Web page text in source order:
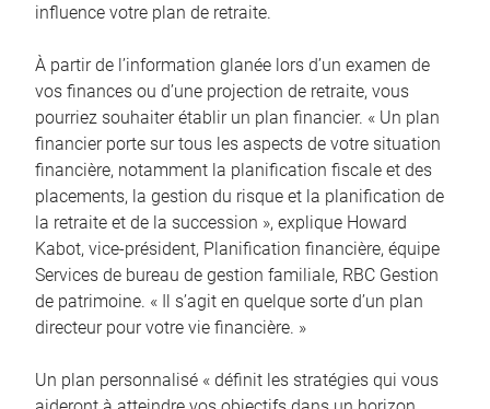
influence votre plan de retraite.
À partir de l’information glanée lors d’un examen de
vos finances ou d’une projection de retraite, vous
pourriez souhaiter établir un plan financier. « Un plan
financier porte sur tous les aspects de votre situation
financière, notamment la planification fiscale et des
placements, la gestion du risque et la planification de
la retraite et de la succession », explique Howard
Kabot, vice-président, Planification financière, équipe
Services de bureau de gestion familiale, RBC Gestion
de patrimoine. « Il s’agit en quelque sorte d’un plan
directeur pour votre vie financière. »
Un plan personnalisé « définit les stratégies qui vous